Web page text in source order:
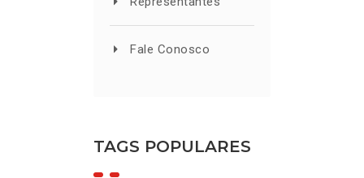
Fale Conosco
TAGS POPULARES